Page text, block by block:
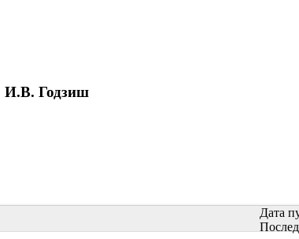
И.В. Годзиш
Дата